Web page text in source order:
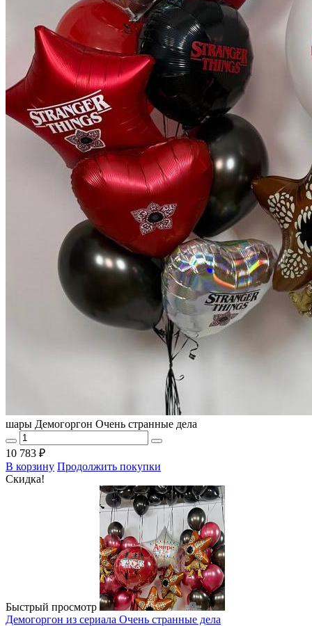
шары Демогоргон Очень странные дела
10 783 ₽
В корзину Продолжить покупки
Скидка!
Быстрый просмотр
Демогоргон из сериала Очень странные дела